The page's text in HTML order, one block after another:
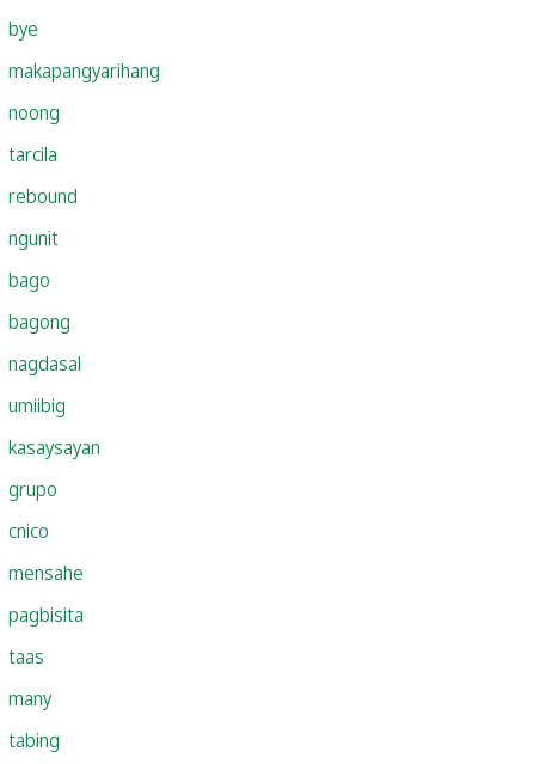
bye
makapangyarihang
noong
tarcila
rebound
ngunit
bago
bagong
nagdasal
umiibig
kasaysayan
grupo
cnico
mensahe
pagbisita
taas
many
tabing